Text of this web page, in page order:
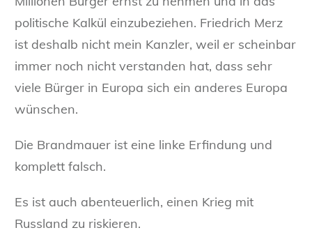
politische Kalkül einzubeziehen. Friedrich Merz
ist deshalb nicht mein Kanzler, weil er scheinbar
immer noch nicht verstanden hat, dass sehr
viele Bürger in Europa sich ein anderes Europa
wünschen.
Die Brandmauer ist eine linke Erfindung und
komplett falsch.
Es ist auch abenteuerlich, einen Krieg mit
Russland zu riskieren.